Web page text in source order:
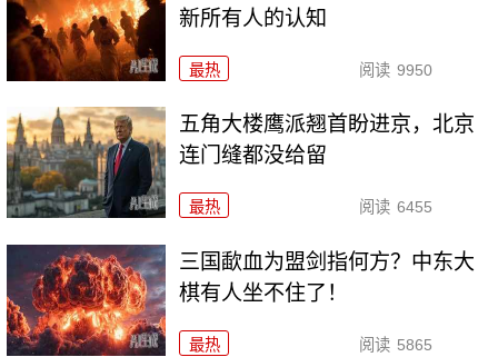
新所有人的认知
最热 阅读 9950
五角大楼鹰派翘首盼进京，北京
连门缝都没给留
最热 阅读 6455
三国歃血为盟剑指何方？中东大
棋有人坐不住了！
最热 阅读 5865